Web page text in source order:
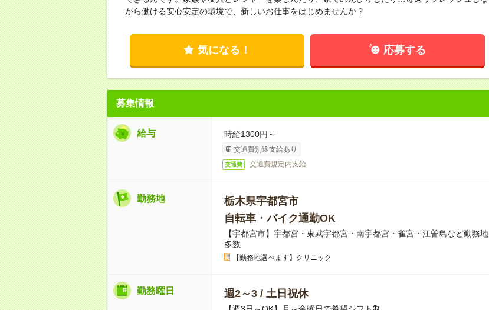
がら働ける安心安定の環境で、新しいお仕事をはじめませんか？
気になる！ 応募する
募集情報
給与 時給1300円～
交通費別途支給あり
交通費 交通費規定内支給
勤務地
栃木県宇都宮市
自転車・バイク通勤OK
【宇都宮市】宇都宮・東武宇都宮・南宇都宮・雀宮・江曽島など勤務地
多数
【勤務地選べます】クリニック
勤務曜日 週2～3 / 土日祝休